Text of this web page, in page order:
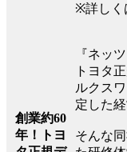
※詳しく
創業約60
年！トヨ
『ネッ
トヨタ
ルクス
定した
そんな